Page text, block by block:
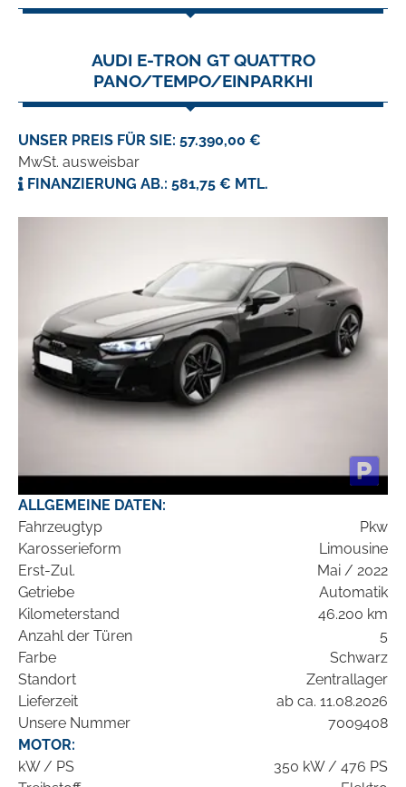
AUDI E-TRON GT QUATTRO
PANO/TEMPO/EINPARKHI
UNSER PREIS FÜR SIE: 57.390,00 €
MwSt. ausweisbar
FINANZIERUNG AB.: 581,75 € MTL.
ALLGEMEINE DATEN:
Fahrzeugtyp
Pkw
Karosserieform
Limousine
Erst-Zul.
Mai / 2022
Getriebe
Automatik
Kilometerstand
46.200 km
Anzahl der Türen
5
Farbe
Schwarz
Standort
Zentrallager
Lieferzeit
ab ca. 11.08.2026
Unsere Nummer
7009408
MOTOR:
kW / PS
350 kW / 476 PS